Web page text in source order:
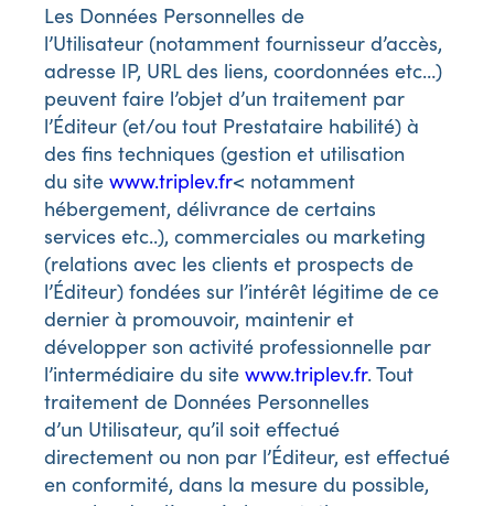
Les Données Personnelles de
l’Utilisateur (notamment fournisseur d’accès,
adresse IP, URL des liens, coordonnées etc…)
peuvent faire l’objet d’un traitement par
l’Éditeur (et/ou tout Prestataire habilité) à
des fins techniques (gestion et utilisation
du site www.triplev.fr< notamment
hébergement, délivrance de certains
services etc..), commerciales ou marketing
(relations avec les clients et prospects de
l’Éditeur) fondées sur l’intérêt légitime de ce
dernier à promouvoir, maintenir et
développer son activité professionnelle par
l’intermédiaire du site www.triplev.fr. Tout
traitement de Données Personnelles
d’un Utilisateur, qu’il soit effectué
directement ou non par l’Éditeur, est effectué
en conformité, dans la mesure du possible,